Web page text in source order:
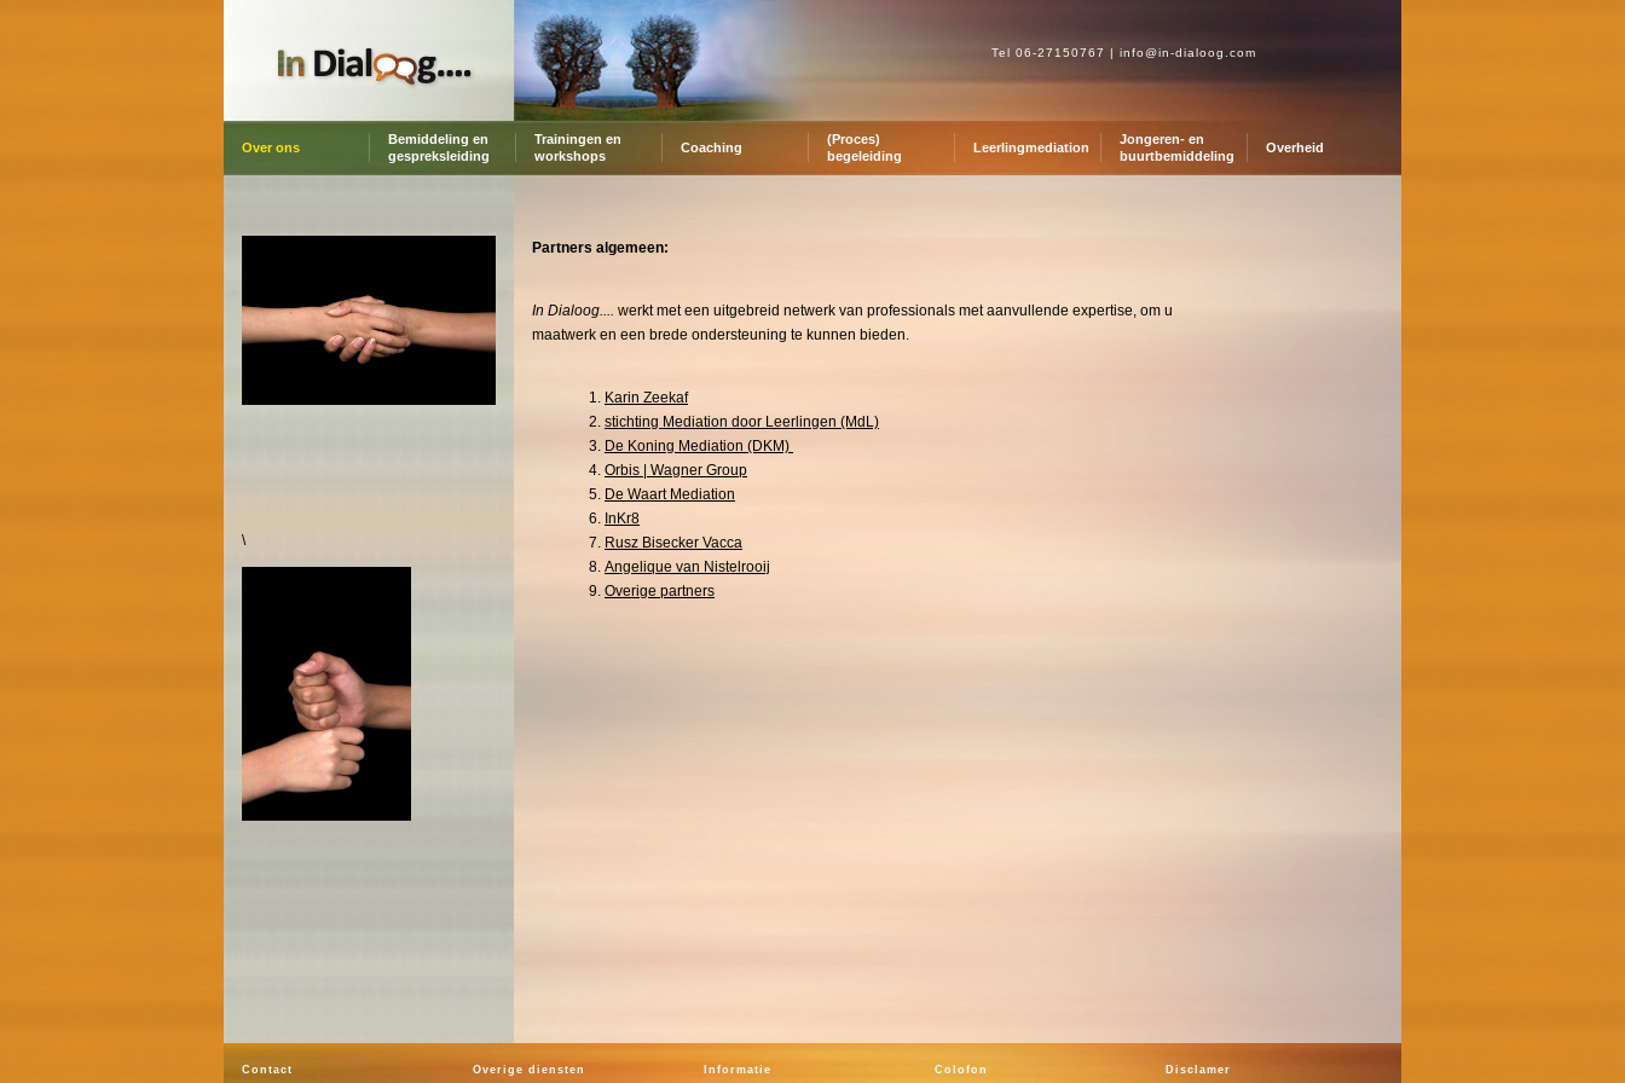
Tel 06-27150767 | info@in-dialoog.com
Over ons
Bemiddeling en
gespreksleiding
Trainingen en
workshops
Coaching
(Proces)
begeleiding
Leerlingmediation
Jongeren- en
buurtbemiddeling
Overheid
\
Partners algemeen:
In Dialoog.... werkt met een uitgebreid netwerk van professionals met aanvullende expertise, om u
maatwerk en een brede ondersteuning te kunnen bieden.
Karin Zeekaf
stichting Mediation door Leerlingen (MdL)
De Koning Mediation (DKM)
Orbis | Wagner Group
De Waart Mediation
InKr8
Rusz Bisecker Vacca
Angelique van Nistelrooij
Overige partners
Contact Overige diensten Informatie Colofon Disclamer